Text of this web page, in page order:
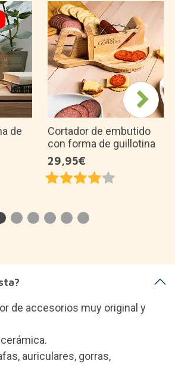
de
Cortador de embutido
con forma de guillotina
29,95€
de accesorios muy original y
auriculares, gorras,